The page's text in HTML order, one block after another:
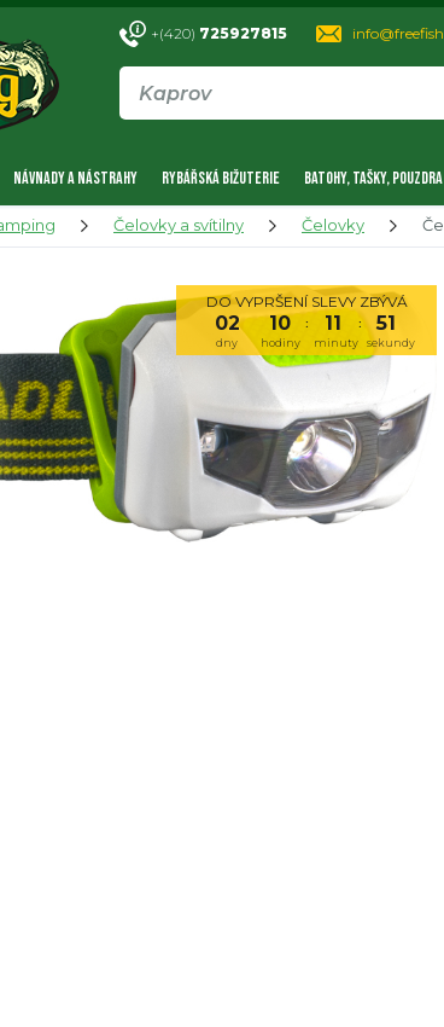
+(420) 725927815
NÁVNADY A NÁSTRAHY RYBÁŘSKÁ BIŽUTERIE BATOHY, TAŠKY, POUZDRA
Čelovky a svítilny Čelovky
DO VYPRŠENÍ SLEVY ZBÝVÁ
02 10 : 11 : 51
dny hodiny minuty sekundy